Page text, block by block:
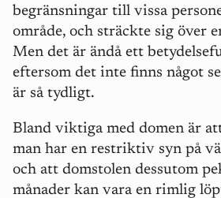
begränsningar till vissa
område, och sträckte sig över
Men det är ändå ett
eftersom det inte finns något
är så tydligt.
Bland viktiga med domen är
man har en restriktiv syn på
och att domstolen dessutom
månader kan vara en rimlig